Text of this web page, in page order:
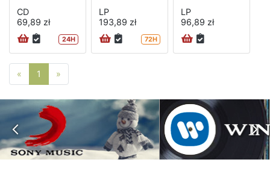
CD
69,89 zł
24H
LP
193,89 zł
72H
LP
96,89 zł
« Poprzednia strona
1 »